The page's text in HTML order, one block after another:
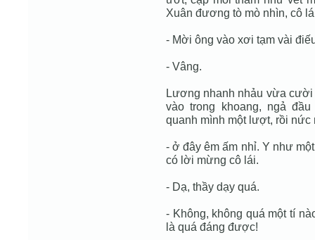
Xuân đương tò mò nhìn, cô
- Mời ông vào xơi tạm vài
- Vâng.
Lương nhanh nhảu vừa
vào trong khoang, ngả
quanh mình một lượt, rồi nức
- ở đây êm ấm nhỉ. Y như
có lời mừng cô lái.
- Dạ, thầy dạy quá.
- Không, không quá một tí
là quá đáng được!